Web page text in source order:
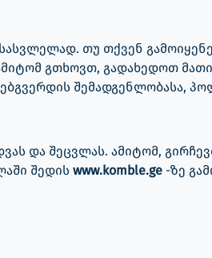
თუ თქვენ
გთხოვთ, გადახედოთ
შემადგენლობასა,
და შეცვლას. ამიტომ,
შედის www.komble.ge -ზე